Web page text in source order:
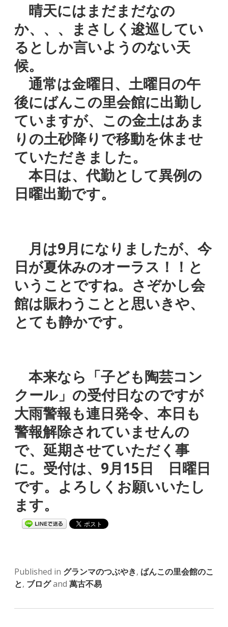
晴天にはまだまだなの
か、、、まさしく逡巡してい
るとしか言いようのない天
候。
通常は金曜日、土曜日の午
後にばんこの里会館に出勤し
ていますが、この金土はあま
りの土砂降りで移動を休ませ
ていただきました。
本日は、代勤として異例の
日曜出勤です。
月は9月になりましたが、今
日が夏休みのオーラス！！と
いうことですね。さぞかし会
館は賑わうことと思いきや、
とても静かです。
本来なら「子ども陶芸コン
クール」の受付日なのですが
大雨警報も連日発令、本日も
警報解除されていませんの
で、延期させていただく事
に。受付は、9月15日 日曜日
です。よろしくお願いいたし
ます。
Published in グランマのつぶやき, ばんこの里会館のこ
と, ブログand 萬古不易